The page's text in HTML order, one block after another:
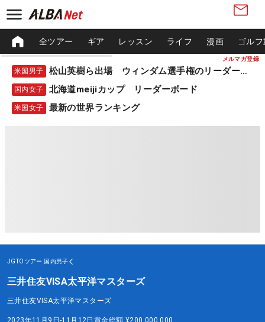
メルマガ登録
全ツアー ギア レッスン ライフ 漫画 ゴル
米国男子 松山英樹ら出場 ウィンダム選手権のリーダーボード
国内女子 北海道meijiカップ リーダーボード
米国女子 最新の世界ランキング
JGTOツアー 国内男子
三井住友VISA太平洋マスターズ
三井住友VISA太平洋マスターズ